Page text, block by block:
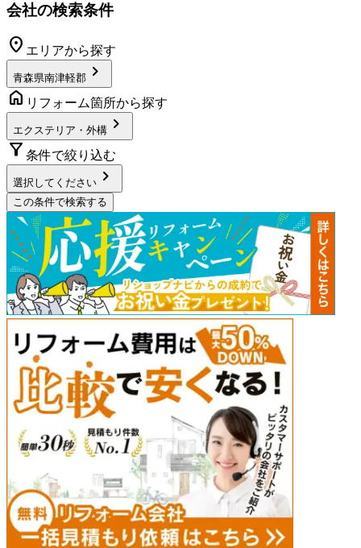
会社の検索条件
location_on エリアから探す
青森県南津軽郡 chevron_right
home リフォーム箇所から探す
エクステリア・外構 chevron_right
filter_alt 条件で絞り込む
選択してください chevron_right
この条件で検索する